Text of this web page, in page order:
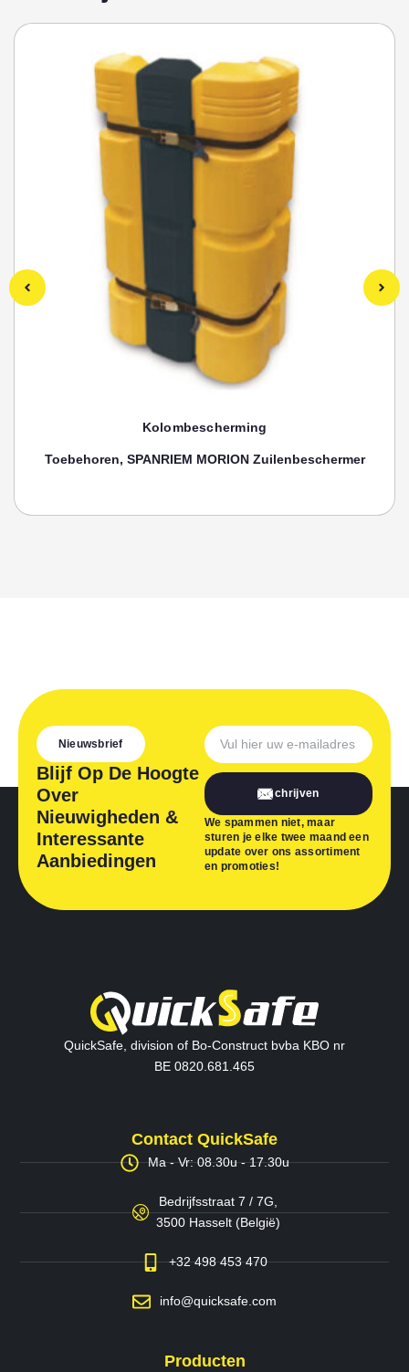
Kolombescherming
Toebehoren, SPANRIEM MORION Zuilenbeschermer
Nieuwsbrief
Blijf Op De Hoogte
Over
Nieuwigheden &
Interessante
Aanbiedingen
Inschrijven
We spammen niet, maar
sturen je elke twee maand een
update over ons assortiment
en promoties!
QuickSafe, division of Bo-Construct bvba KBO nr
BE 0820.681.465
Contact QuickSafe
Ma - Vr: 08.30u - 17.30u
Bedrijfsstraat 7 / 7G,
3500 Hasselt (België)
+32 498 453 470
info@quicksafe.com
Producten